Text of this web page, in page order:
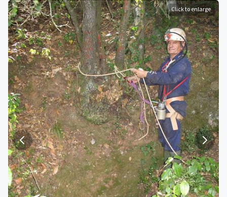
Click to enlarge